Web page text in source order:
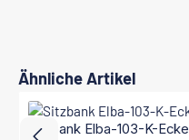
Produktgalerie überspringen
Ähnliche Artikel
Sitzbank Elba-103-K-Ecke